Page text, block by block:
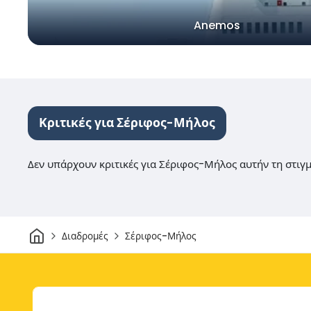
Anemos
Κριτικές για Σέριφος-Μήλος
Δεν υπάρχουν κριτικές για Σέριφος-Μήλος αυτήν τη
ΣπίτιΔιαδρομές Σέριφος-Μήλος